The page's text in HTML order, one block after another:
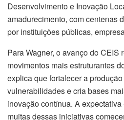
Desenvolvimento e Inovação
amadurecimento, com centenas
por instituições públicas,
Para Wagner, o avanço do CEIS
movimentos mais estruturantes
explica que fortalecer a
vulnerabilidades e cria bases
inovação contínua. A
muitas dessas iniciativas